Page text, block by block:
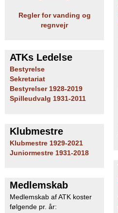
Regler for vanding og
regnvejr
ATKs Ledelse
Bestyrelse
Sekretariat
Bestyrelser 1928-2019
Spilleudvalg 1931-2011
Klubmestre
Klubmestre 1929-2021
Juniormestre 1931-2018
Medlemskab
Medlemskab af ATK koster
følgende pr. år: